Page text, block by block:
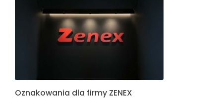
Oznakowania dla firmy ZENEX